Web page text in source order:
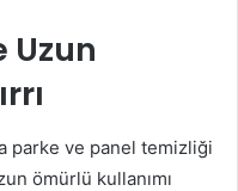
Uzun
parke ve panel temizliği
ömürlü kullanımı